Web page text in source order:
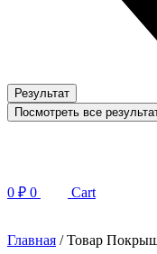
Результат
Посмотреть все
0 ₽ 0 Cart
Главная / Товар